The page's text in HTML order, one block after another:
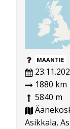
MAANTIE
1880 km
5840 m
Asikkala,